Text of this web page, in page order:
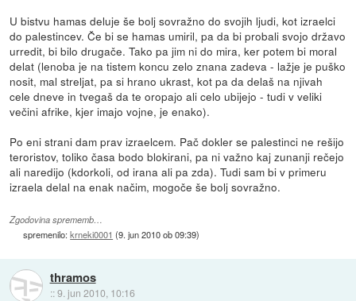
U bistvu hamas deluje še bolj sovražno do svojih ljudi, kot izraelci
do palestincev. Če bi se hamas umiril, pa da bi probali svojo državo
urredit, bi bilo drugače. Tako pa jim ni do mira, ker potem bi moral
delat (lenoba je na tistem koncu zelo znana zadeva - lažje je puško
nosit, mal streljat, pa si hrano ukrast, kot pa da delaš na njivah
cele dneve in tvegaš da te oropajo ali celo ubijejo - tudi v veliki
večini afrike, kjer imajo vojne, je enako).
Po eni strani dam prav izraelcem. Pač dokler se palestinci ne rešijo
teroristov, toliko časa bodo blokirani, pa ni važno kaj zunanji rečejo
ali naredijo (kdorkoli, od irana ali pa zda). Tudi sam bi v primeru
izraela delal na enak načim, mogoče še bolj sovražno.
Zgodovina sprememb…
spremenilo:krneki0001 (9. jun 2010 ob 09:39)
thramos
::9. jun 2010, 10:16